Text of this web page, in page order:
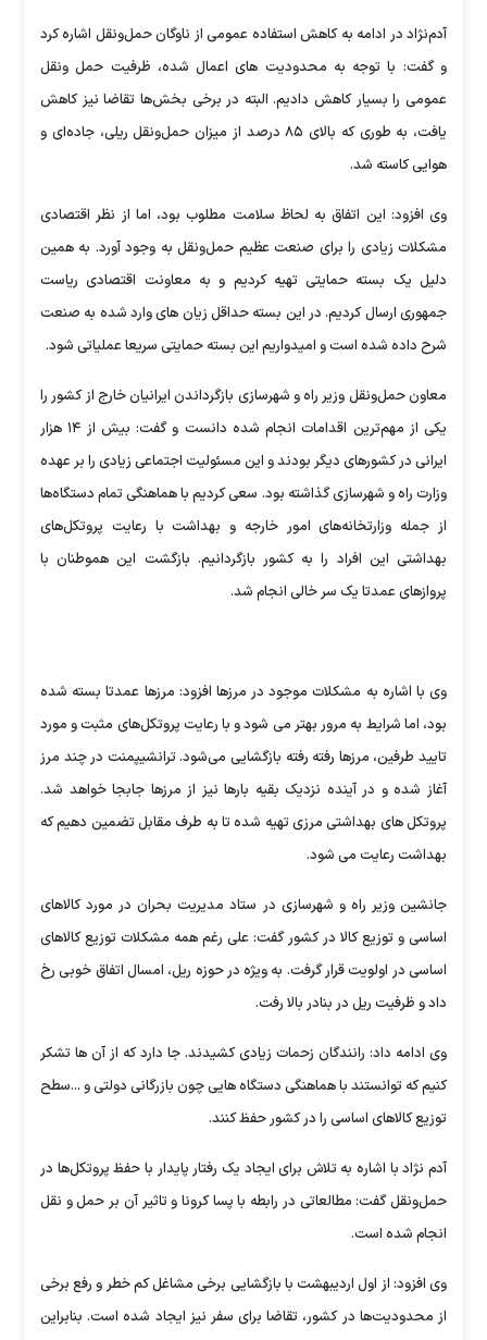
آدم‌نژاد در ادامه به کاهش استفاده عمومی از ناوگان حمل‌ونقل اشاره کرد
و گفت: با توجه به محدودیت های اعمال شده، ظرفیت حمل ونقل
عمومی را بسیار کاهش دادیم. البته در برخی بخش‌ها تقاضا نیز کاهش
یافت، به طوری که بالای ۸۵ درصد از میزان حمل‌ونقل ریلی، جاده‌ای و
هوایی کاسته شد.
وی افزود: این اتفاق به لحاظ سلامت مطلوب بود، اما از نظر اقتصادی
مشکلات زیادی را برای صنعت عظیم حمل‌ونقل به وجود آورد. به همین
دلیل یک بسته حمایتی تهیه کردیم و به معاونت اقتصادی ریاست
جمهوری ارسال کردیم. در این بسته حداقل زیان های وارد شده به صنعت
شرح داده شده است و امیدواریم این بسته حمایتی سریعا عملیاتی شود.
معاون حمل‌ونقل وزیر راه و شهرسازی بازگرداندن ایرانیان خارج از کشور را
یکی از مهم‌ترین اقدامات انجام شده دانست و گفت: بیش از ۱۴ هزار
ایرانی در کشورهای دیگر بودند و این مسئولیت اجتماعی زیادی را بر عهده
وزارت راه و شهرسازی گذاشته بود. سعی کردیم با هماهنگی تمام دستگاه‌ها
از جمله وزارتخانه‌های امور خارجه و بهداشت با رعایت پروتکل‌های
بهداشتی این افراد را به کشور بازگردانیم. بازگشت این هموطنان با
پروازهای عمدتا یک سر خالی انجام شد.
وی با اشاره به مشکلات موجود در مرزها افزود: مرزها عمدتا بسته شده
بود، اما شرایط به مرور بهتر می شود و با رعایت پروتکل‌های مثبت و مورد
تایید طرفین، مرزها رفته رفته بازگشایی می‌شود. ترانشیپمنت در چند مرز
آغاز شده و در آینده نزدیک بقیه بارها نیز از مرزها جابجا خواهد شد.
پروتکل های بهداشتی مرزی تهیه شده تا به طرف مقابل تضمین دهیم که
بهداشت رعایت می شود.
جانشین وزیر راه و شهرسازی در ستاد مدیریت بحران در مورد کالاهای
اساسی و توزیع کالا در کشور گفت: علی رغم همه مشکلات توزیع کالاهای
اساسی در اولویت قرار گرفت. به ویژه در حوزه ریل، امسال اتفاق خوبی رخ
داد و ظرفیت ریل در بنادر بالا رفت.
وی ادامه داد: رانندگان زحمات زیادی کشیدند. جا دارد که از آن ها تشکر
کنیم که توانستند با هماهنگی دستگاه هایی چون بازرگانی دولتی و ...سطح
توزیع کالاهای اساسی را در کشور حفظ کنند.
آدم نژاد با اشاره به تلاش برای ایجاد یک رفتار پایدار با حفظ پروتکل‌ها در
حمل‌ونقل گفت: مطالعاتی در رابطه با پسا کرونا و تاثیر آن بر حمل و نقل
انجام شده است.
وی افزود: از اول اردیبهشت با بازگشایی برخی مشاغل کم خطر و رفع برخی
از محدودیت‌ها در کشور، تقاضا برای سفر نیز ایجاد شده است. بنابراین